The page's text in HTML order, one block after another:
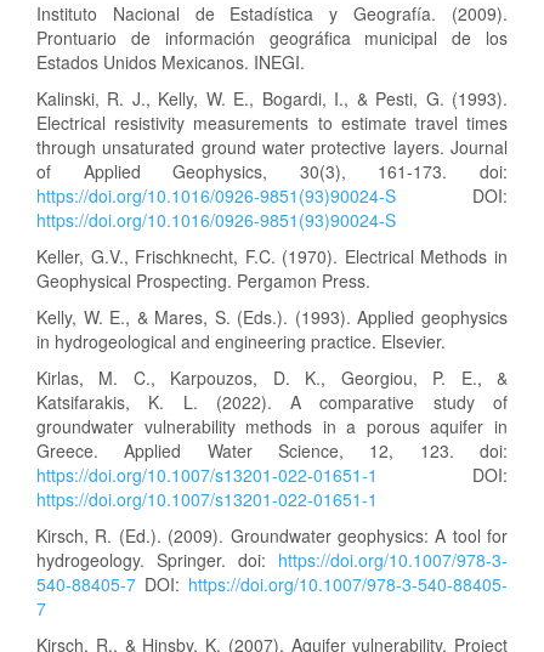
Instituto Nacional de Estadística y Geografía. (2009).
Prontuario de información geográfica municipal de los
Estados Unidos Mexicanos. INEGI.
Kalinski, R. J., Kelly, W. E., Bogardi, I., & Pesti, G. (1993).
Electrical resistivity measurements to estimate travel times
through unsaturated ground water protective layers. Journal
of Applied Geophysics, 30(3), 161-173. doi:
https://doi.org/10.1016/0926-9851(93)90024-S DOI:
https://doi.org/10.1016/0926-9851(93)90024-S
Keller, G.V., Frischknecht, F.C. (1970). Electrical Methods in
Geophysical Prospecting. Pergamon Press.
Kelly, W. E., & Mares, S. (Eds.). (1993). Applied geophysics
in hydrogeological and engineering practice. Elsevier.
Kirlas, M. C., Karpouzos, D. Κ., Georgiou, P. E., &
Katsifarakis, K. L. (2022). A comparative study of
groundwater vulnerability methods in a porous aquifer in
Greece. Applied Water Science, 12, 123. doi:
https://doi.org/10.1007/s13201-022-01651-1
DOI:
https://doi.org/10.1007/s13201-022-01651-1
Kirsch, R. (Ed.). (2009). Groundwater geophysics: A tool for
hydrogeology. Springer. doi: https://doi.org/10.1007/978-3-
540-88405-7 DOI: https://doi.org/10.1007/978-3-540-88405-
7
Kirsch, R., & Hinsby, K. (2007). Aquifer vulnerability. Project